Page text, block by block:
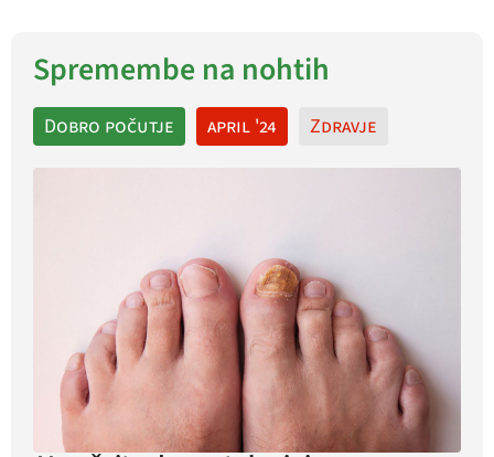
Spremembe na nohtih
Dobro počutje april '24 Zdravje